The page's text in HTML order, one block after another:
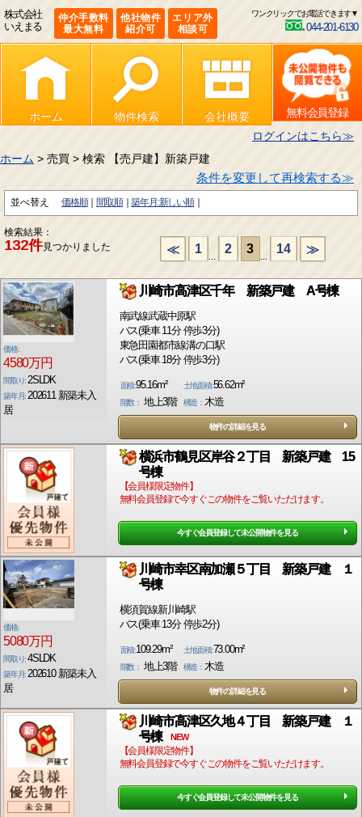
株式会社
いえまる
仲介手数料
最大無料
他社物件
紹介可
エリア外
相談可
ワンクリックでお電話できます▼
044-201-6130
ホーム 物件検索 会社概要
無料会員登録
ログインはこちら≫
ホーム > 売買 > 検索 【売戸建】新築戸建
条件を変更して再検索する≫
並べ替え 価格順 間取順 築年月:新しい順
検索結果：
132件見つかりました ≪ 1
...
2 3
...
14 ≫
価格:
4580万円
間取り:2SLDK
築年月:202611 新築未入
居
川崎市高津区千年 新築戸建 A号棟
南武線武蔵中原駅
バス(乗車 11分 停歩3分)
東急田園都市線溝の口駅
バス(乗車 18分 停歩3分)
面積:95.16m² 土地面積:56.62m²
階数： 地上3階 構造： 木造
物件の詳細を見る
横浜市鶴見区岸谷２丁目 新築戸建 15
号棟
【会員様限定物件】
無料会員登録で今すぐこの物件をご覧いただけます。
今すぐ会員登録して未公開物件を見る
価格:
5080万円
間取り:4SLDK
築年月: 202610 新築未入
居
川崎市幸区南加瀬５丁目 新築戸建 １
号棟
横須賀線新川崎駅
バス(乗車 13分 停歩2分)
面積:109.29m² 土地面積:73.00m²
階数： 地上3階 構造： 木造
物件の詳細を見る
川崎市高津区久地４丁目 新築戸建 １
号棟
NEW
【会員様限定物件】
無料会員登録で今すぐこの物件をご覧いただけます。
今すぐ会員登録して未公開物件を見る